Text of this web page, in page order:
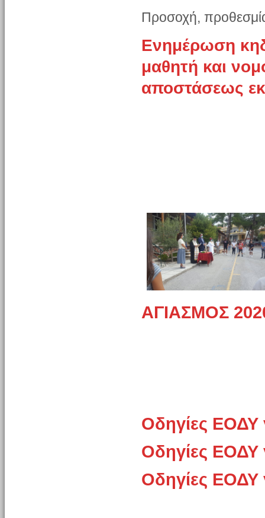
Προσοχή,
Ενημέρωση
μαθητή και
αποστάσεως
ΑΓΙΑΣΜΟΣ
Οδηγίες ΕΟΔΥ
Οδηγίες ΕΟΔΥ
Οδηγίες ΕΟΔΥ